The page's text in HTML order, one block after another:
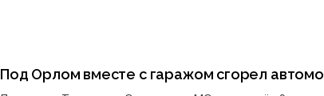
Под Орлом вместе с гаражом сгорел